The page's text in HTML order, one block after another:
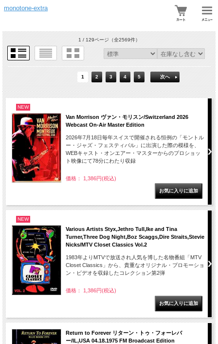
monotone-extra
1 / 129ページ（全2569件）
1 2 3 4 5 次へ
NEW
Van Morrison ヴァン・モリスン/Switzerland 2026
Webcast On-Air Master Edition
2026年7月18日毎年スイスで開催される恒例の「モントル
ー・ジャズ・フェスティバル」に出演した際の模様を、
WEBキャスト・オンエアー・マスターからのプロショッ
ト映像にて78分にわたり収録
価格： 1,386円(税込)
NEW
Various Artists Styx,Jethro Tull,Ike and Tina
Turner,Three Dog Night,Boz Scaggs,Dire Straits,Stevie
Nicks/MTV Closet Classics Vol.2
1983年よりMTVで放送され人気を博した名物番組「MTV
Closet Classics」から、貴重なオリジナル・プロモーショ
ン・ビデオを収録したコレクション第2弾
価格： 1,386円(税込)
Return to Forever リターン・トゥ・フォーレバ
ー/IL,USA 04.18.1975 FM Broadcast Edition